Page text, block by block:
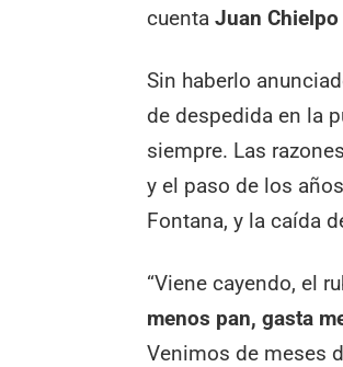
cuentaJuan Chielpo
Sin haberlo
de despedida en la
siempre. Las
y el paso de los
Fontana, y la caída
“Viene cayendo, el
menos pan, gasta
Venimos de meses